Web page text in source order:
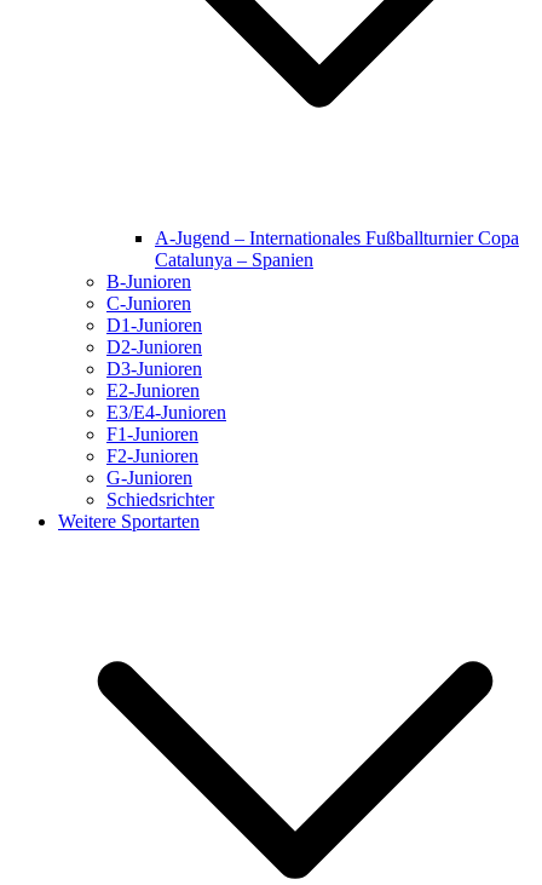
A-Jugend – Internationales Fußballturnier Copa
Catalunya – Spanien
B-Junioren
C-Junioren
D1-Junioren
D2-Junioren
D3-Junioren
E2-Junioren
E3/E4-Junioren
F1-Junioren
F2-Junioren
G-Junioren
Schiedsrichter
Weitere Sportarten